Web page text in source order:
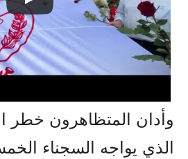
وأدان المتظاهرون خطر
الذي يواجه السجناء